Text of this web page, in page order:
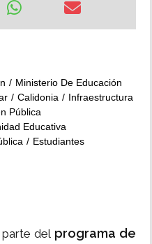
Ministerio De Educación
Calidonia
Infraestructura
Pública
Educativa
Estudiantes
del programa de